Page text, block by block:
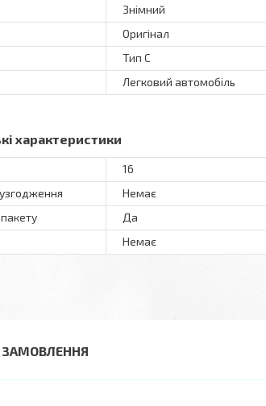
Знімний
Оригінал
Тип C
Легковий автомобіль
характеристики
16
Немає
Да
Немає